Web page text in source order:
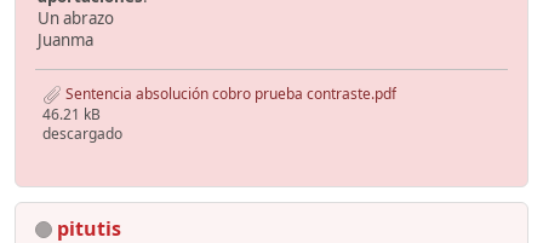
Un abrazo
Juanma
Sentencia absolución cobro prueba contraste.pdf
46.21 kB
descargado
pitutis